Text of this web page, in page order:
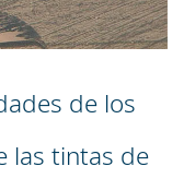
de los
las tintas de